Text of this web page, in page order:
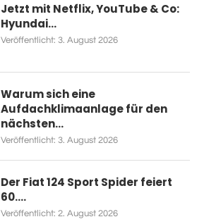
Jetzt mit Netflix, YouTube & Co:
Hyundai...
Veröffentlicht: 3. August 2026
Warum sich eine
Aufdachklimaanlage für den
nächsten...
Veröffentlicht: 3. August 2026
Der Fiat 124 Sport Spider feiert
60....
Veröffentlicht: 2. August 2026